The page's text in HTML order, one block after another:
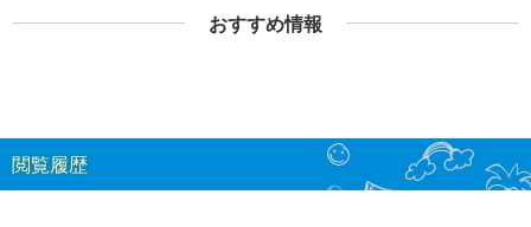
おすすめ情報
閲覧履歴